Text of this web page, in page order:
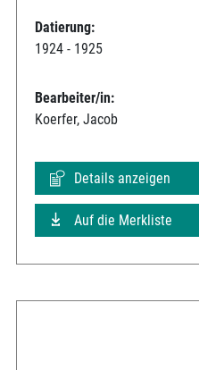
Datierung:
1924 - 1925
Bearbeiter/in:
Koerfer, Jacob
Details anzeigen
Auf die Merkliste